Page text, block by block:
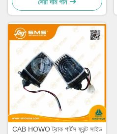
সেরা দাম পান
CAB HOWO ট্রাক পার্টস ফ্রন্ট সাইড